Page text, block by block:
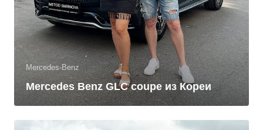
Mercedes-Benz
Mercedes Benz GLC coupe из Кореи